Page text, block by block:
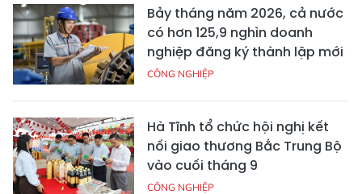
Bảy tháng năm 2026, cả nước
có hơn 125,9 nghìn doanh
nghiệp đăng ký thành lập mới
CÔNG NGHIỆP
Hà Tĩnh tổ chức hội nghị kết
nối giao thương Bắc Trung Bộ
vào cuối tháng 9
CÔNG NGHIỆP